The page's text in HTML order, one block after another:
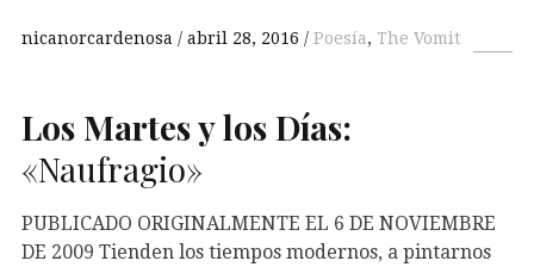
nicanorcardenosa abril 28, 2016 Poesía, The Vomit
Los Martes y los Días:
«Naufragio»
PUBLICADO ORIGINALMENTE EL 6 DE NOVIEMBRE
DE 2009 Tienden los tiempos modernos, a pintarnos